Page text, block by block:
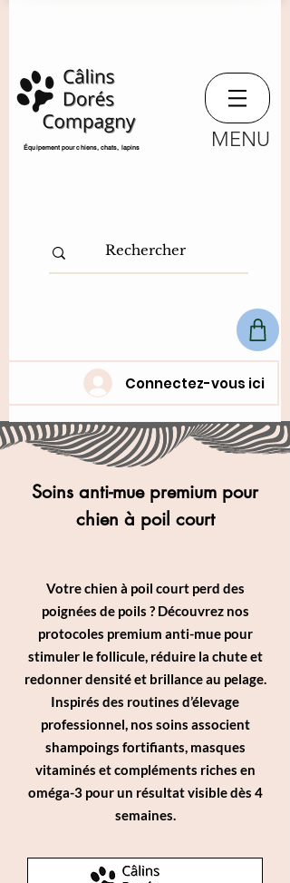
​Équipement pour chiens, chats, lapins MENU
Connectez-vous ici
Soins anti-mue premium pour
chien à poil court
Votre chien à poil court perd des
poignées de poils ? Découvrez nos
protocoles premium anti-mue pour
stimuler le follicule, réduire la chute et
redonner densité et brillance au pelage.
Inspirés des routines d’élevage
professionnel, nos soins associent
shampoings fortifiants, masques
vitaminés et compléments riches en
oméga-3 pour un résultat visible dès 4
semaines.